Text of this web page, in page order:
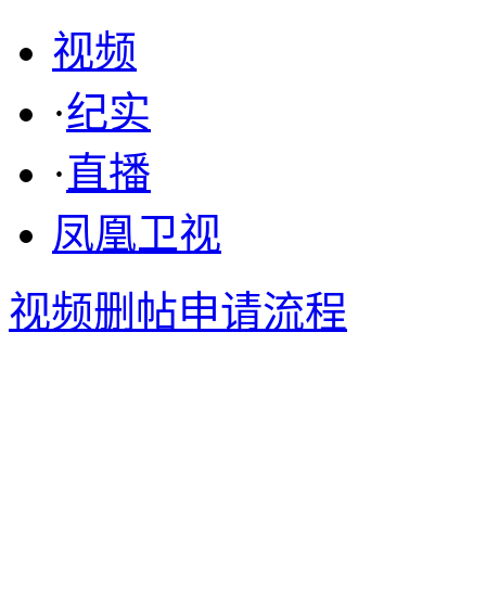
视频
·纪实
·直播
凤凰卫视
视频删帖申请流程